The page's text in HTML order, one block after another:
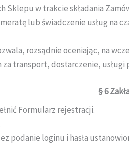
w trakcie składania
lub świadczenie usług na
rozsądnie oceniając, na
za transport, dostarczenie,
§ 6
Formularz rejestracji.
podanie loginu i hasła